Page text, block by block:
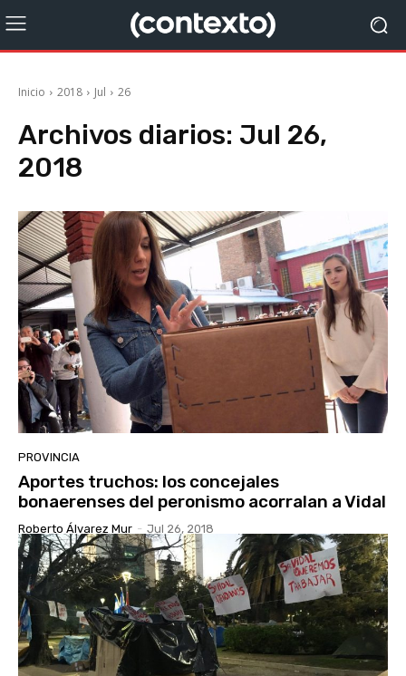
Inicio 2018 Jul 26
Archivos diarios: Jul 26,
2018
PROVINCIA
Aportes truchos: los concejales
bonaerenses del peronismo acorralan a Vidal
Roberto Álvarez Mur - Jul 26, 2018